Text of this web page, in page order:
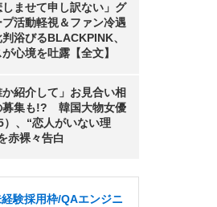
しませて申し訳ない」グ
プ活動軽視＆ファン冷遇
浴びるBLACKPINK、
心境を吐露【全文】
か紹介して」お見合い相
募集も!? 韓国大物女優
）、“恋人がいない理
赤裸々告白
経験採用枠/QAエンジニ